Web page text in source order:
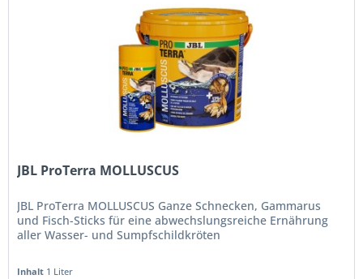
JBL ProTerra MOLLUSCUS
JBL ProTerra MOLLUSCUS Ganze Schnecken, Gammarus
und Fisch-Sticks für eine abwechslungsreiche Ernährung
aller Wasser- und Sumpfschildkröten
Inhalt 1 Liter